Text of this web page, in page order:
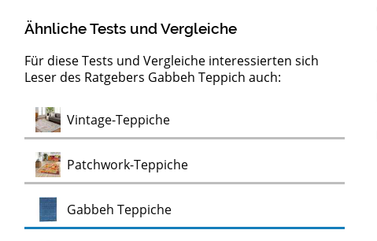
Ähnliche Tests und Vergleiche
Für diese Tests und Vergleiche interessierten sich
Leser des Ratgebers Gabbeh Teppich auch:
Vintage-TeppicheTest
Patchwork-TeppicheTest
Gabbeh TeppicheTest